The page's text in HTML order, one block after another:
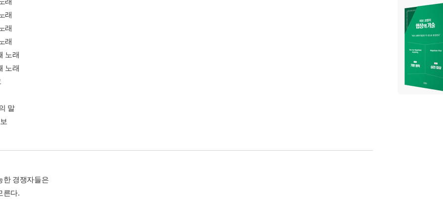
래
래
래
노래
노래
말
한 경쟁자들은
른다.